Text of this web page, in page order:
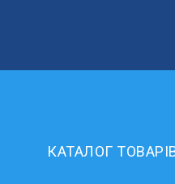
КАТАЛОГ